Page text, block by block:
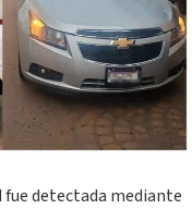
fue detectada mediante